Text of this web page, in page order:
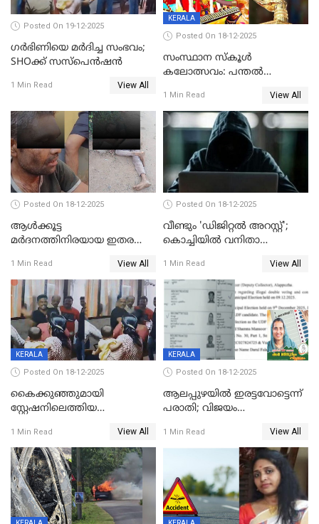
Posted On 19-12-2025
ഗര്‍ഭിണിയെ മർദിച്ച സംഭവം;
SHOക്ക് സസ്പെൻഷൻ
1 Min Read View All
KERALA
Posted On 18-12-2025
സംസ്ഥാന സ്കൂൾ
കലോത്സവം: പന്തൽ
1 Min Read View All
Posted On 18-12-2025
ആൾക്കൂട്ട
മർദനത്തിനിരയായ ഇതര
നടുക്കുന്ന സംഭവം
വാളയാറിൽ
1 Min Read View All
Posted On 18-12-2025
വീണ്ടും 'ഡിജിറ്റല്‍ അറസ്റ്റ്';
കൊച്ചിയില്‍ വനിതാ
കോടി രൂപ
1 Min Read View All
KERALA
Posted On 18-12-2025
കൈക്കുഞ്ഞുമായി
സ്റ്റേഷനിലെത്തിയ
കരണത്തടിച്ചു; CC ടിവി
ദൃശ്യങ്ങൾ പുറത്ത്
1 Min Read View All
KERALA
Posted On 18-12-2025
ആലപ്പുഴയിൽ ഇരട്ടവോട്ടെന്ന്
പരാതി; വിജയം
വാർഡിലെ എൽഡിഎഫ്
സ്ഥാനാർത്ഥി
1 Min Read View All